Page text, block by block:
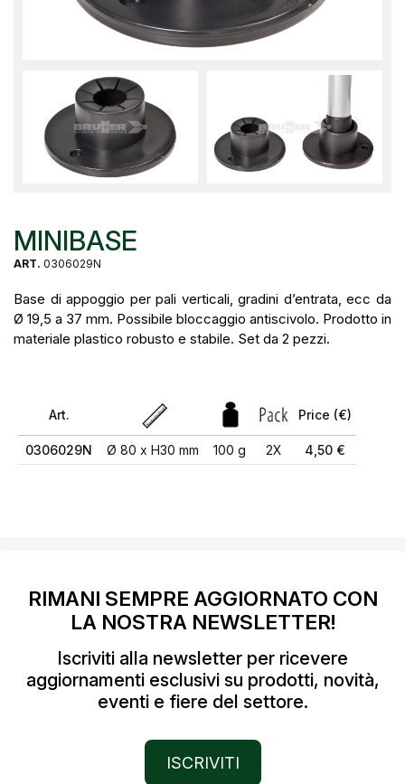
MINIBASE
ART. 0306029N
Base di appoggio per pali verticali, gradini d’entrata, ecc da
Ø 19,5 a 37 mm. Possibile bloccaggio antiscivolo. Prodotto in
materiale plastico robusto e stabile. Set da 2 pezzi.
Art. Price (€)
0306029N Ø 80 x H30 mm 100 g 2X 4,50 €
RIMANI SEMPRE AGGIORNATO CON
LA NOSTRA NEWSLETTER!
Iscriviti alla newsletter per ricevere
aggiornamenti esclusivi su prodotti, novità,
eventi e fiere del settore.
ISCRIVITI